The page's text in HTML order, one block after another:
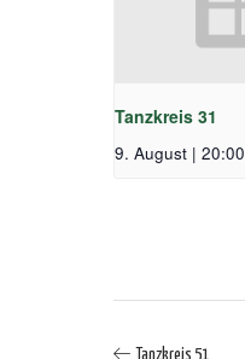
Tanzkreis 31
9. August | 20:00
Tanzkreis 51